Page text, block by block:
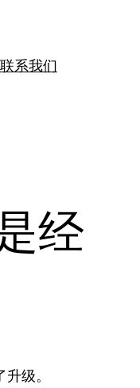
联系我们
经
级。